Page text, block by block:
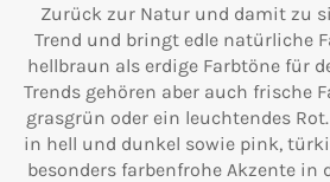
Zurück zur Natur und damit zu
Trend und bringt edle natürliche
hellbraun als erdige Farbtöne für
Trends gehören aber auch frische
grasgrün oder ein leuchtendes
in hell und dunkel sowie pink,
besonders farbenfrohe Akzente in